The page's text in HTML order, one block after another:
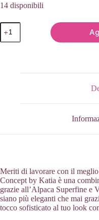
14 disponibili
ALPACA
LACE
n.
Meriti di lavorare con il
Concept by Katia è una
grazie all’Alpaca Superfine e
siano più eleganti che mai
tocco sofisticato al tuo look